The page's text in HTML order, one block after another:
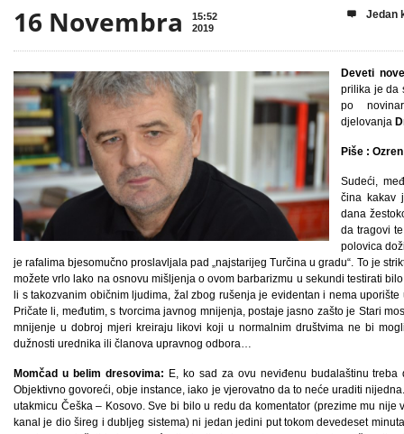
16 Novembra
15:52
2019
 Jedan
Deveti
prilika je da
po
djelovanja
Piše :
Sudeći,
čina kakav
dana
da tragovi
polovica
je rafalima bjesomučno proslavljala pad „najstarijeg Turčina u gradu“. To je
možete vrlo lako na osnovu mišljenja o ovom barbarizmu u sekundi testirati
li s takozvanim običnim ljudima, žal zbog rušenja je evidentan i nema
Pričate li, međutim, s tvorcima javnog mnijenja, postaje jasno zašto je Stari
mnijenje u dobroj mjeri kreiraju likovi koji u normalnim društvima ne bi
dužnosti urednika ili članova upravnog odbora…
Momčad u belim dresovima: E, ko sad za ovu neviđenu budalaštinu
Objektivno govoreći, obje instance, iako je vjerovatno da to neće uraditi
utakmicu Češka – Kosovo. Sve bi bilo u redu da komentator (prezime mu
kanal je dio šireg i dubljeg sistema) ni jedan jedini put tokom devedeset